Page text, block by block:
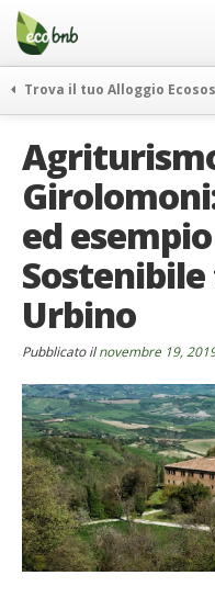
Menu
Salta
contenuto
Offerte Speciali
Regali
FAQ
Chi Siamo
Partner
Contatti
Italiano
German
English
Spanish
French
Italiano
Trova il tuo Alloggio
itinerari
curiosità
vivere e viaggiare verde
news ed eventi
ecohotel
rassegna stampa
ed
Urbino
Pubblicato ilnovembre 19,